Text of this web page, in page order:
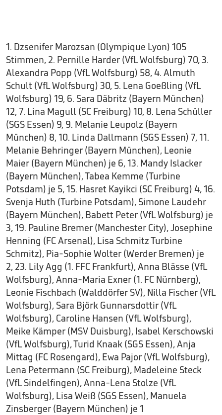
1. Dzsenifer Marozsan (Olympique Lyon) 105
Stimmen, 2. Pernille Harder (VfL Wolfsburg) 70, 3.
Alexandra Popp (VfL Wolfsburg) 58, 4. Almuth
Schult (VfL Wolfsburg) 30, 5. Lena Goeßling (VfL
Wolfsburg) 19, 6. Sara Däbritz (Bayern München)
12, 7. Lina Magull (SC Freiburg) 10, 8. Lena Schüller
(SGS Essen) 9, 9. Melanie Leupolz (Bayern
München) 8, 10. Linda Dallmann (SGS Essen) 7, 11.
Melanie Behringer (Bayern München), Leonie
Maier (Bayern München) je 6, 13. Mandy Islacker
(Bayern München), Tabea Kemme (Turbine
Potsdam) je 5, 15. Hasret Kayikci (SC Freiburg) 4, 16.
Svenja Huth (Turbine Potsdam), Simone Laudehr
(Bayern München), Babett Peter (VfL Wolfsburg) je
3, 19. Pauline Bremer (Manchester City), Josephine
Henning (FC Arsenal), Lisa Schmitz Turbine
Schmitz), Pia-Sophie Wolter (Werder Bremen) je
2, 23. Lily Agg (1. FFC Frankfurt), Anna Blässe (VfL
Wolfsburg), Anna-Maria Exner (1. FC Nürnberg),
Leonie Fischbach (Walddörfer SV), Nilla Fischer (VfL
Wolfsburg), Sara Björk Gunnarsdottir (VfL
Wolfsburg), Caroline Hansen (VfL Wolfsburg),
Meike Kämper (MSV Duisburg), Isabel Kerschowski
(VfL Wolfsburg), Turid Knaak (SGS Essen), Anja
Mittag (FC Rosengard), Ewa Pajor (VfL Wolfsburg),
Lena Petermann (SC Freiburg), Madeleine Steck
(VfL Sindelfingen), Anna-Lena Stolze (VfL
Wolfsburg), Lisa Weiß (SGS Essen), Manuela
Zinsberger (Bayern München) je 1